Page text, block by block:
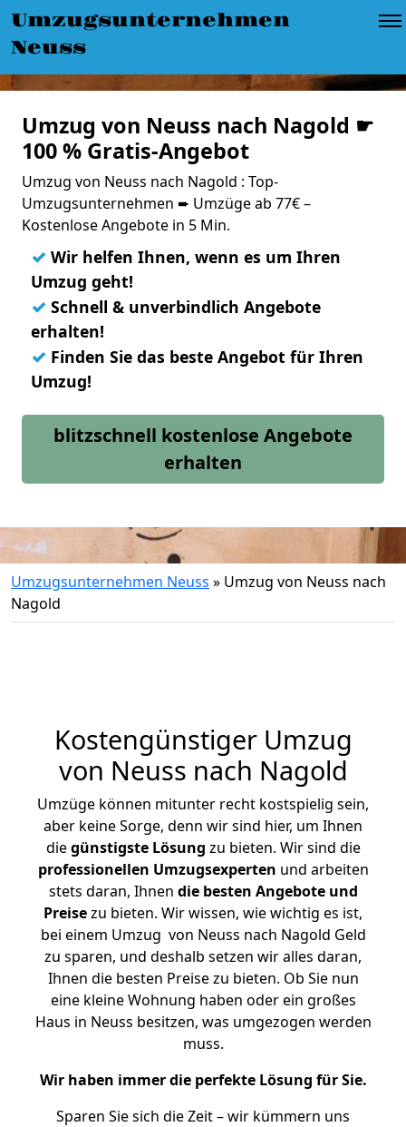
Umzugsunternehmen
Neuss
Umzug von Neuss nach Nagold ☛
100 % Gratis-Angebot
Umzug von Neuss nach Nagold : Top-
Umzugsunternehmen ➨ Umzüge ab 77€ –
Kostenlose Angebote in 5 Min.
✓ Wir helfen Ihnen, wenn es um Ihren
Umzug geht!
✓ Schnell & unverbindlich Angebote
erhalten!
✓ Finden Sie das beste Angebot für Ihren
Umzug!
blitzschnell kostenlose Angebote
erhalten
Umzugsunternehmen Neuss » Umzug von Neuss nach
Nagold
Kostengünstiger Umzug
von Neuss nach Nagold
Umzüge können mitunter recht kostspielig sein,
aber keine Sorge, denn wir sind hier, um Ihnen
diegünstigste Lösung zu bieten. Wir sind die
professionellen Umzugsexperten und arbeiten
stets daran, Ihnen die besten Angebote und
Preisezu bieten. Wir wissen, wie wichtig es ist,
bei einem Umzug von Neuss nach Nagold Geld
zu sparen, und deshalb setzen wir alles daran,
Ihnen die besten Preise zu bieten. Ob Sie nun
eine kleine Wohnung haben oder ein großes
Haus in Neuss besitzen, was umgezogen werden
muss.
Wir haben immer die perfekte Lösung für Sie.
Sparen Sie sich die Zeit – wir kümmern uns